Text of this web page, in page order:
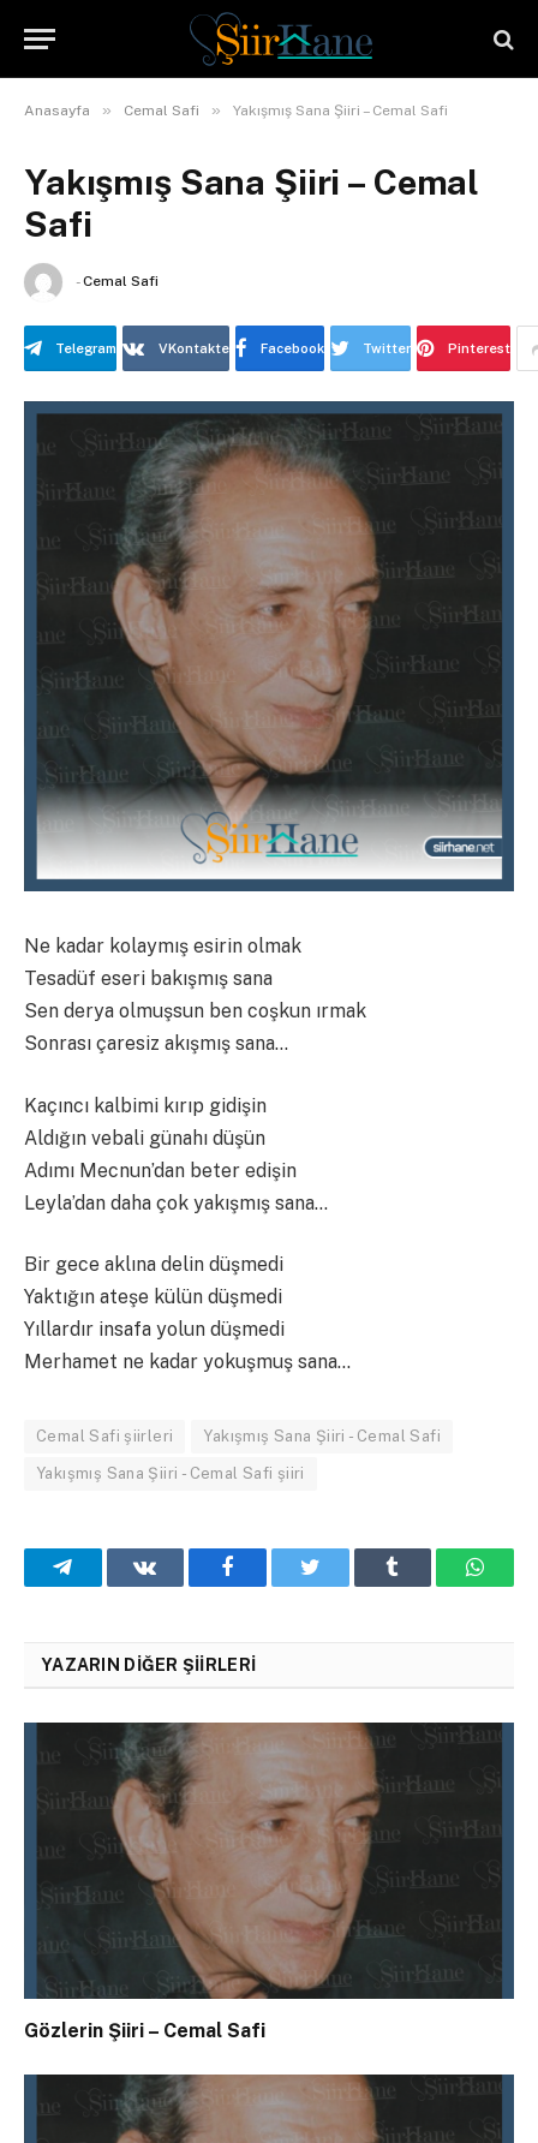
Anasayfa » Cemal Safi » Yakışmış Sana Şiiri – Cemal Safi
Yakışmış Sana Şiiri – Cemal
Safi
-Cemal Safi
Telegram VKontakte Facebook Twitter Pinterest
Ne kadar kolaymış esirin olmak
Tesadüf eseri bakışmış sana
Sen derya olmuşsun ben coşkun ırmak
Sonrası çaresiz akışmış sana…
Kaçıncı kalbimi kırıp gidişin
Aldığın vebali günahı düşün
Adımı Mecnun’dan beter edişin
Leyla’dan daha çok yakışmış sana…
Bir gece aklına delin düşmedi
Yaktığın ateşe külün düşmedi
Yıllardır insafa yolun düşmedi
Merhamet ne kadar yokuşmuş sana…
Cemal Safi şiirleri Yakışmış Sana Şiiri - Cemal Safi
Yakışmış Sana Şiiri - Cemal Safi şiiri
TelegramVKontakteFacebookTwitter
YAZARIN DIĞER ŞIIRLERI
Gözlerin Şiiri – Cemal Safi